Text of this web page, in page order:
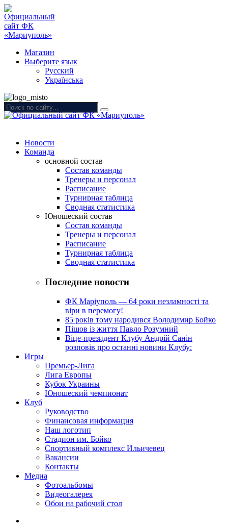
Магазин
Выберите язык
Русский
Українська
Новости
Команда
основной состав
Состав команды
Тренеры и персонал
Расписание
Турнирная таблица
Сводная статистика
Юношеский состав
Состав команды
Тренеры и персонал
Расписание
Турнирная таблица
Сводная статистика
Последние новости
ФК Маріуполь — 64 роки незламності та
віри в перемогу!
85 років тому народився Володимир Бойко
Пішов із життя Павло Розумний
Віце-президент Клубу Андрій Санін
розповів про останні новини Клубу:
Игры
Премьер-Лига
Лига Европы
Кубок Украины
Юношеский чемпионат
Клуб
Руководство
Финансовая информация
Наш логотип
Стадион им. Бойко
Спортивный комплекс Ильичевец
Вакансии
Контакты
Медиа
Фотоальбомы
Видеогалерея
Обои на рабочий стол